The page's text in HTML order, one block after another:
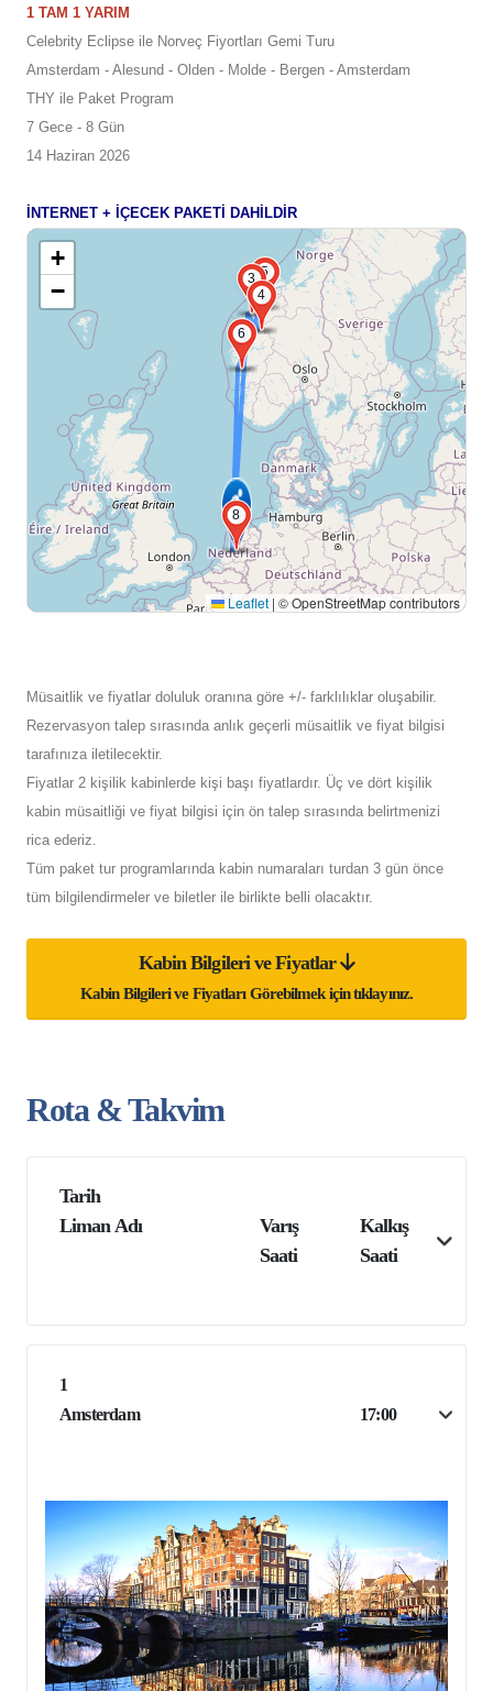
1 TAM 1 YARIM
Celebrity Eclipse ile Norveç Fiyortları Gemi Turu
Amsterdam - Alesund - Olden - Molde - Bergen - Amsterdam
THY ile Paket Program
7 Gece - 8 Gün
14 Haziran 2026
İNTERNET + İÇECEK PAKETİ DAHİLDİR
3
4
5
6
8
+
−
Leaflet | © OpenStreetMap contributors
Müsaitlik ve fiyatlar doluluk oranına göre +/- farklılıklar oluşabilir.
Rezervasyon talep sırasında anlık geçerli müsaitlik ve fiyat bilgisi
tarafınıza iletilecektir.
Fiyatlar 2 kişilik kabinlerde kişi başı fiyatlardır. Üç ve dört kişilik
kabin müsaitliği ve fiyat bilgisi için ön talep sırasında belirtmenizi
rica ederiz.
Tüm paket tur programlarında kabin numaraları turdan 3 gün önce
tüm bilgilendirmeler ve biletler ile birlikte belli olacaktır.
Kabin Bilgileri ve Fiyatlar
Kabin Bilgileri ve Fiyatları Görebilmek için tıklayınız.
Rota & Takvim
Tarih
Liman Adı
Varış
Saati
Kalkış
Saati
1
Amsterdam
17:00